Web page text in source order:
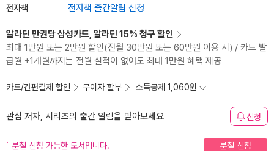
전자책 전자책 출간알림 신청
알라딘 만권당 삼성카드, 알라딘 15% 청구 할인
최대 1만원 또는 2만원 할인(전월 30만원 또는 60만원 이용 시) / 카드 발
급월 +1개월까지는 전월 실적이 없어도 최대 1만원 혜택 제공
카드/간편결제 할인 무이자 할부 소득공제 1,060원
관심 저자, 시리즈의 출간 알림을 받아보세요 신청
분철 신청 가능한 도서입니다. 분철 신청